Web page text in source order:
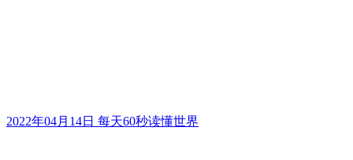
2022年04月14日 每天60秒读懂世界